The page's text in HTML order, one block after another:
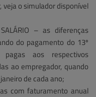
veja o simulador disponível
– as diferenças
do pagamento do 13º
aos respectivos
ao empregador, quando
de cada ano;
com faturamento anual